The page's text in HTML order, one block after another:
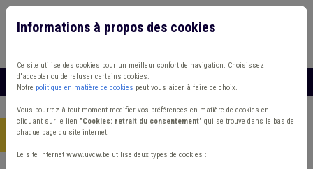
Accueil > Etudes et chiffres Enquête Aide sociale
Informations à propos des cookies
Ce site utilise des cookies pour un meilleur confort de navigation. Choisissez
d'accepter ou de refuser certains cookies.
Notre politique en matière de cookies peut vous aider à faire ce choix.
Vous pourrez à tout moment modifier vos préférences en matière de cookies en
cliquant sur le lien "Cookies: retrait du consentement" qui se trouve dans le bas de
chaque page du site internet.
Le site internet www.uvcw.be utilise deux types de cookies :